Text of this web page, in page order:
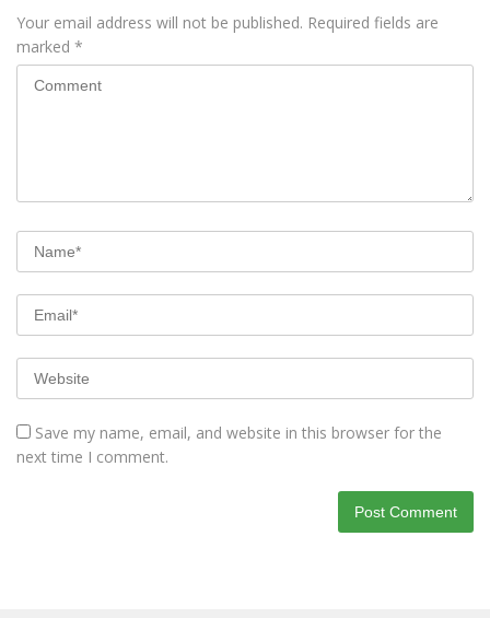
Your email address will not be published. Required fields are
marked *
Save my name, email, and website in this browser for the
next time I comment.